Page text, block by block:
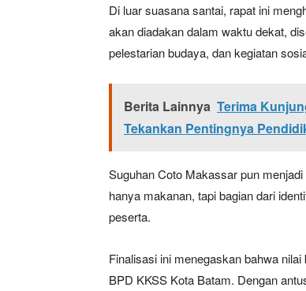
Di luar suasana santai, rapat ini
akan diadakan dalam waktu dekat,
pelestarian budaya, dan kegiatan
Berita Lainnya Terima
Tekankan Pentingnya
Suguhan Coto Makassar pun
hanya makanan, tapi bagian dari
peserta.
Finalisasi ini menegaskan bahwa
BPD KKSS Kota Batam. Dengan